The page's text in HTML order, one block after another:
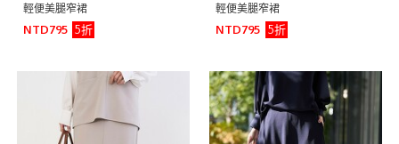
輕便美腿窄裙
NTD795
5折
輕便美腿窄裙
NTD795
5折